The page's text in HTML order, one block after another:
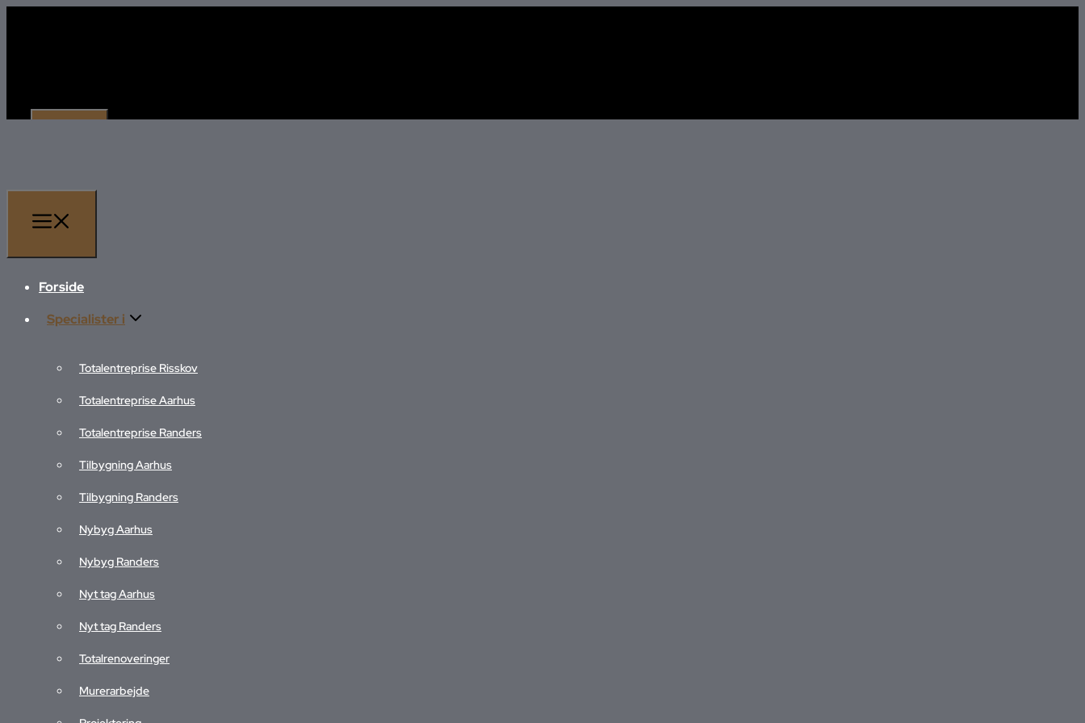
Forside
Specialister i
Totalentreprise Randers
Tilbygning Aarhus
Tilbygning Randers
Nybyg Aarhus
Nybyg Randers
Nyt tag Aarhus
Nyt tag Randers
Totalrenoveringer
Murerarbejde
Projektering
Solceller
Forside
Specialister i
Totalentreprise Risskov
Totalentreprise Aarhus
Totalentreprise Randers
Tilbygning Aarhus
Tilbygning Randers
Nybyg Aarhus
Nybyg Randers
Nyt tag Aarhus
Nyt tag Randers
Totalrenoveringer
Murerarbejde